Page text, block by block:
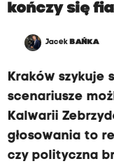
kończy się
Jacek BAŃKA
Kraków szykuje
scenariusze
Kalwarii
głosowania to
czy polityczna